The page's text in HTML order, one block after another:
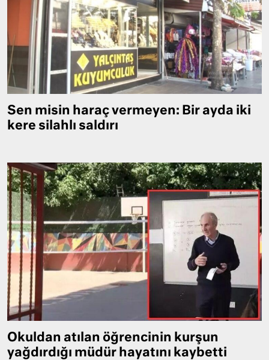
Sen misin haraç vermeyen: Bir ayda iki
kere silahlı saldırı
Okuldan atılan öğrencinin kurşun
yağdırdığı müdür hayatını kaybetti